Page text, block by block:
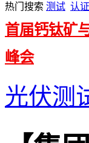
热门搜索 测试 认证
首届钙钛矿
峰会
光伏测